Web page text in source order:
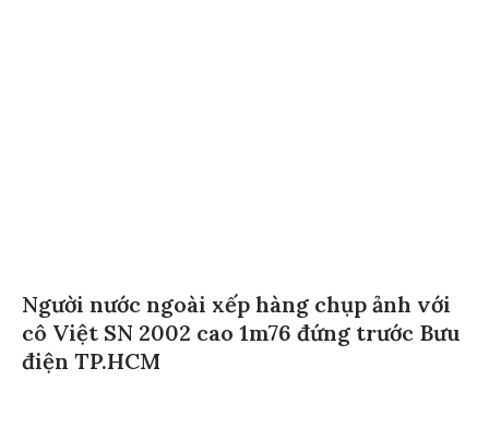
Người nước ngoài xếp hàng chụp ảnh với
cô Việt SN 2002 cao 1m76 đứng trước Bưu
điện TP.HCM